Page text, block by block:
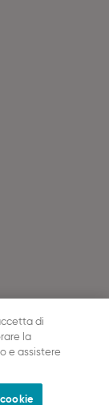
di
la
e assistere